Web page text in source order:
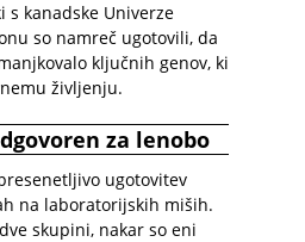
s kanadske Univerze
so namreč ugotovili, da
ključnih genov, ki
življenju.
za lenobo
ugotovitev
na laboratorijskih miših.
skupini, nakar so eni